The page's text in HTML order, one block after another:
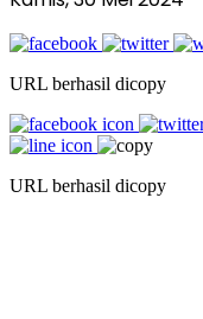
URL berhasil dicopy
URL berhasil dicopy